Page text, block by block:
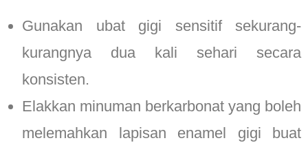
Gunakan ubat gigi sensitif sekurang-
kurangnya dua kali sehari secara
konsisten.
Elakkan minuman berkarbonat yang boleh
melemahkan lapisan enamel gigi buat